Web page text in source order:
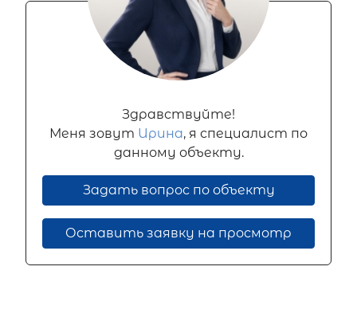
Здравствуйте!
Меня зовут Ирина, я специалист по
данному объекту.
Задать вопрос по объекту
Оставить заявку на просмотр